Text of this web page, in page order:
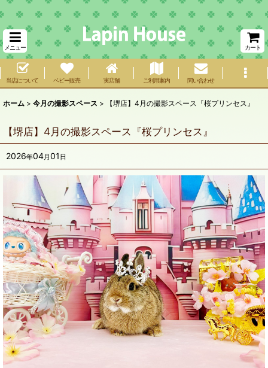
メニュー カート
当店について ベビー販売 実店舗 ご利用案内 問い合わせ
ホーム > 今月の撮影スペース > 【堺店】4月の撮影スペース『桜プリンセス』
【堺店】4月の撮影スペース『桜プリンセス』
2026年04月01 日